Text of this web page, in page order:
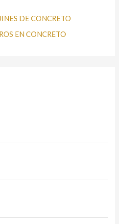
DE CONCRETO
EN CONCRETO